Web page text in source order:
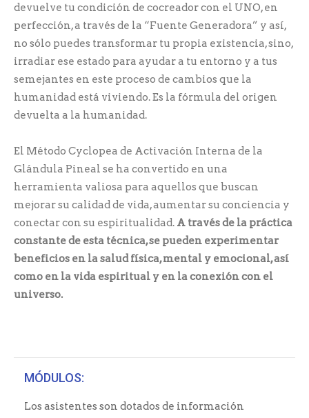
devuelve tu condición de cocreador con el UNO, en
perfección, a través de la “Fuente Generadora” y así,
no sólo puedes transformar tu propia existencia, sino,
irradiar ese estado para ayudar a tu entorno y a tus
semejantes en este proceso de cambios que la
humanidad está viviendo. Es la fórmula del origen
devuelta a la humanidad.
El Método Cyclopea de Activación Interna de la
Glándula Pineal se ha convertido en una
herramienta valiosa para aquellos que buscan
mejorar su calidad de vida, aumentar su conciencia y
conectar con su espiritualidad. A través de la práctica
constante de esta técnica, se pueden experimentar
beneficios en la salud física, mental y emocional, así
como en la vida espiritual y en la conexión con el
universo.
MÓDULOS:
Los asistentes son dotados de información